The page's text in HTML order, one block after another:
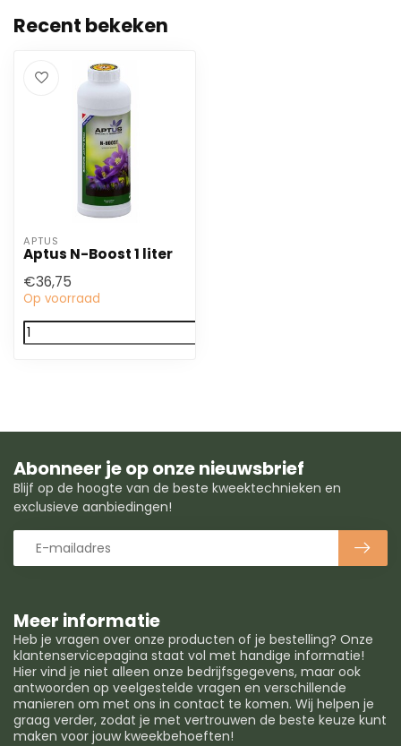
Recent bekeken
APTUS
Aptus N-Boost 1 liter
€36,75
Op voorraad
Meer informatie
Heb je vragen over onze producten of je bestelling? Onze
klantenservicepagina staat vol met handige informatie!
Hier vind je niet alleen onze bedrijfsgegevens, maar ook
antwoorden op veelgestelde vragen en verschillende
manieren om met ons in contact te komen. Wij helpen je
graag verder, zodat je met vertrouwen de beste keuze kunt
maken voor jouw kweekbehoeften!
Abonneer je op onze nieuwsbrief
Blijf op de hoogte van de beste kweektechnieken en
exclusieve aanbiedingen!